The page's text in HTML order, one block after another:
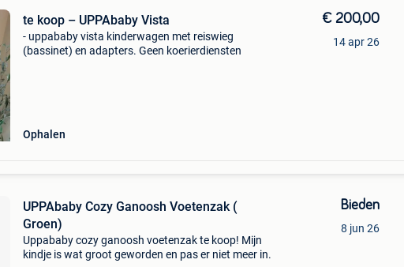
te koop – UPPAbaby Vista
- uppababy vista kinderwagen met reiswieg
(bassinet) en adapters. Geen koerierdiensten
Ophalen
€ 200,00
14 apr 26
UPPAbaby Cozy Ganoosh Voetenzak (
Groen)
Uppababy cozy ganoosh voetenzak te koop! Mijn
kindje is wat groot geworden en pas er niet meer in.
Bieden
8 jun 26